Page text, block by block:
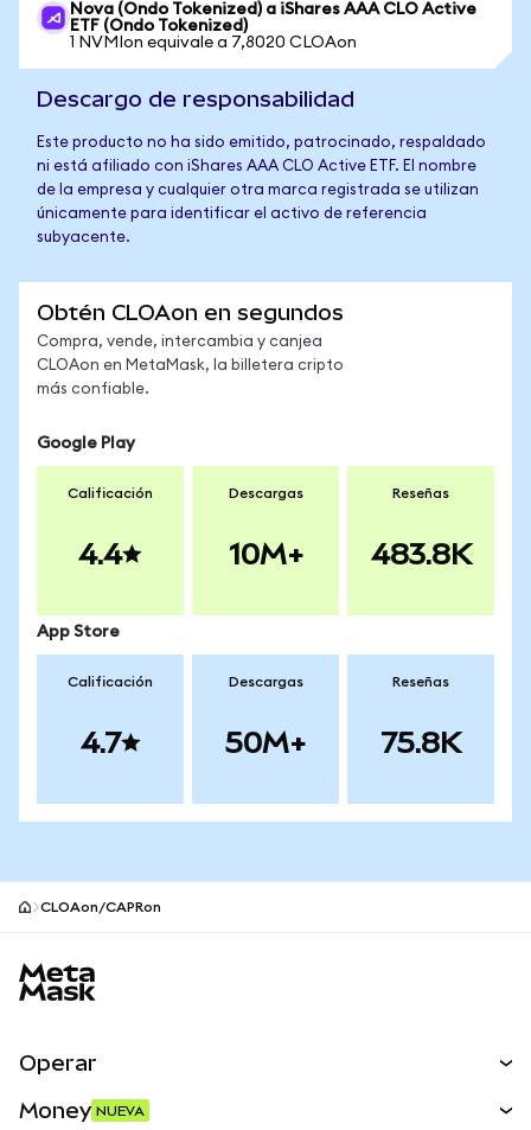
Nova (Ondo Tokenized) a iShares AAA CLO Active
ETF (Ondo Tokenized)
1 NVMIon equivale a 7,8020 CLOAon
Descargo de responsabilidad
Este producto no ha sido emitido, patrocinado, respaldado
ni está afiliado con iShares AAA CLO Active ETF. El nombre
de la empresa y cualquier otra marca registrada se utilizan
únicamente para identificar el activo de referencia
subyacente.
Obtén CLOAon en segundos
Compra, vende, intercambia y canjea
CLOAon en MetaMask, la billetera cripto
más confiable.
Google Play
Calificación
4.4
Descargas
10M+
Reseñas
483.8K
App Store
Calificación
4.7
Descargas
50M+
Reseñas
75.8K
CLOAon/CAPRon
Operar
Money NUEVA